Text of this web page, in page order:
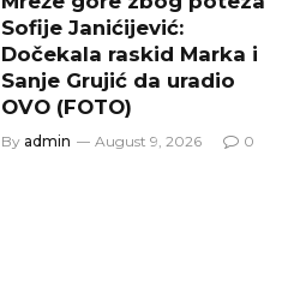
Sofije Janićijević:
Dočekala raskid Marka i
Sanje Grujić da uradio
OVO (FOTO)
By admin August 9, 2026 0